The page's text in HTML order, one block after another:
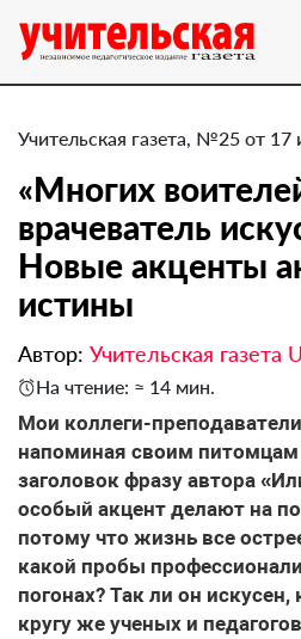
Учительская газета, №25 от 17
«Многих
врачеватель
Новые акценты
истины
Автор: Учительская газета
На чтение: ≈ 14 мин.
Мои коллеги-
напоминая своим
заголовок фразу автора
особый акцент делают на
потому что жизнь все
какой пробы
погонах? Так ли он
кругу же ученых и